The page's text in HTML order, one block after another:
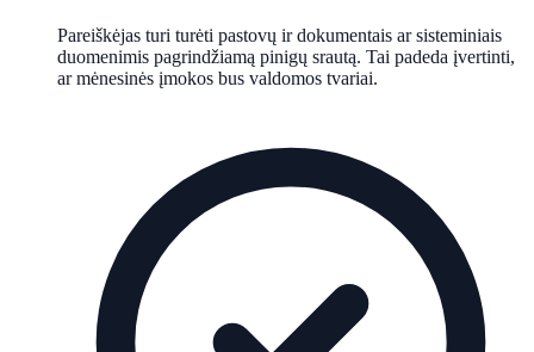
Pareiškėjas turi turėti pastovų ir dokumentais ar sisteminiais
duomenimis pagrindžiamą pinigų srautą. Tai padeda įvertinti,
ar mėnesinės įmokos bus valdomos tvariai.